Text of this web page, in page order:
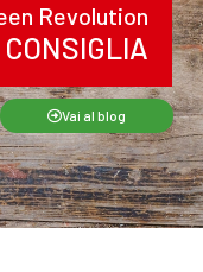
Revolution
Vai al blog